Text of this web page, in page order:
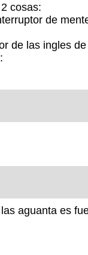
cosas:
de
de las ingles
aguanta es